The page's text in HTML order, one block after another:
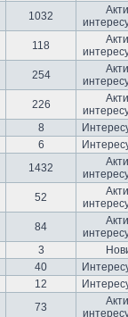
1032
118
254
226
8
6
1432
52
84
3
40
12
73